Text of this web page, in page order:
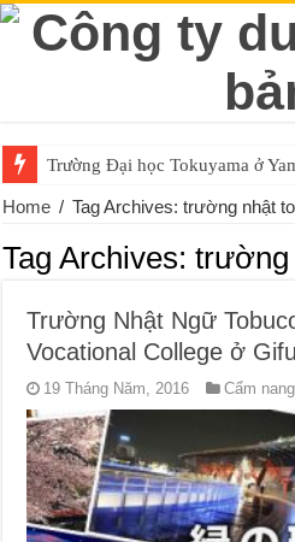
Trường Đại học Tokuyama ở
Home / Tag Archives: trường nhật
Tag Archives:trường
Trường Nhật Ngữ
Vocational College ở Gifu
19 Tháng Năm, 2016 Cẩm nang